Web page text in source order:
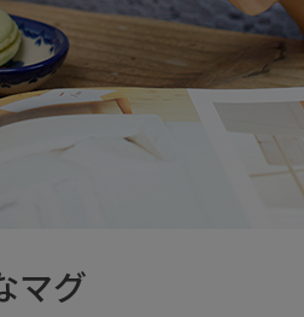
マグ